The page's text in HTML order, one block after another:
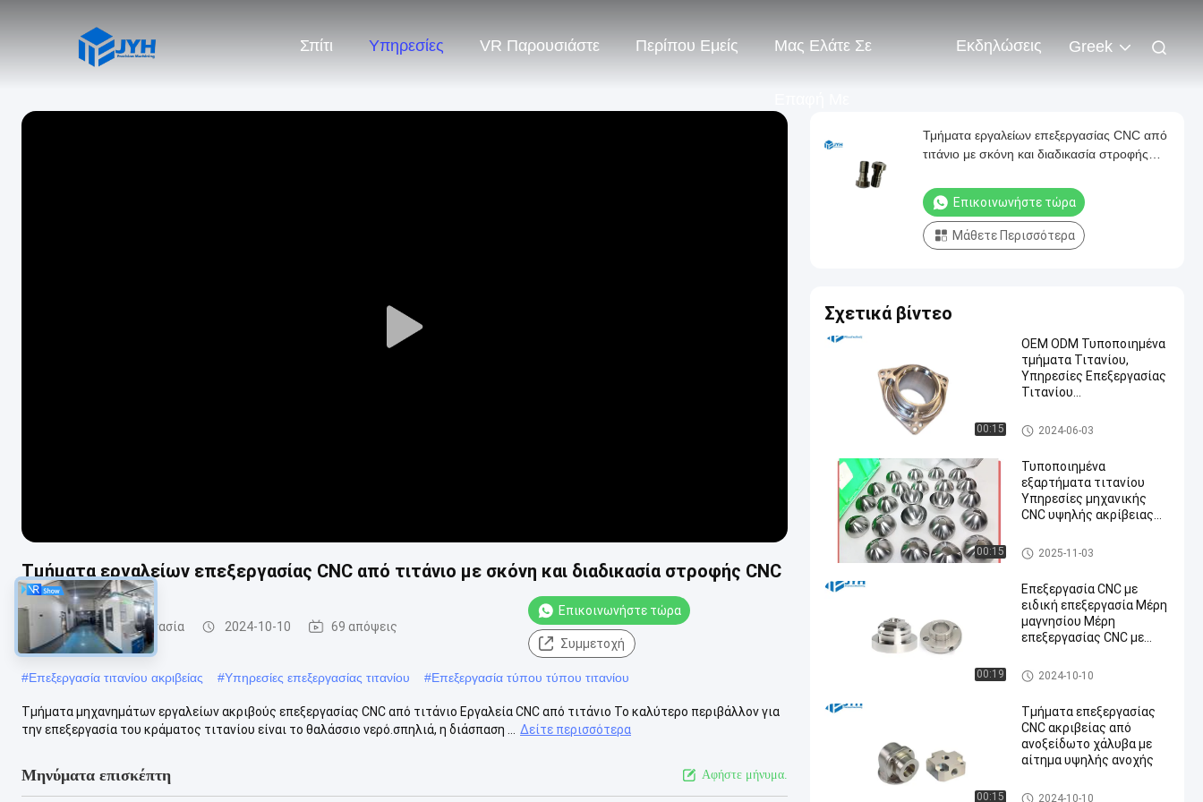
Σπίτι Υπηρεσίες VR Παρουσιάστε Περίπου Εμείς Μας Ελάτε Σε Εκδηλώσεις Greek
Play
Τμήματα εργαλείων επεξεργασίας CNC από τιτάνιο με σκόνη και διαδικασία στροφής CNC
cnc τιτανίου κατεργασία 2024-10-10 69 απόψεις
Επικοινωνήστε τώρα
Συμμετοχή
#Επεξεργασία τιτανίου ακριβείας #Υπηρεσίες επεξεργασίας τιτανίου #Επεξεργασία τύπου τύπου τιτανίου
Τμήματα μηχανημάτων εργαλείων ακριβούς επεξεργασίας CNC από τιτάνιο Εργαλεία CNC από τιτάνιο Το καλύτερο περιβάλλον για
την επεξεργασία του κράματος τιτανίου είναι το θαλάσσιο νερό.σπηλιά, η διάσπαση ...
Δείτε περισσότερα
Μηνύματα επισκέπτη Αφήστε μήνυμα.
Τμήματα εργαλείων επεξεργασίας CNC από
τιτάνιο με σκόνη και διαδικασία στροφής
Επικοινωνήστε τώρα
Μάθετε Περισσότερα
Σχετικά βίντεο
00:15
OEM ODM Τυποποιημένα
τμήματα Τιτανίου,
Υπηρεσίες Επεξεργασίας
Τιτανίου
cnc τιτανίου κατεργασία
2024-06-03
00:15
Τυποποιημένα
εξαρτήματα τιτανίου
Υπηρεσίες μηχανικής
CNC υψηλής ακρίβειας
αυτοκινητοβιομηχανία
cnc τιτανίου κατεργασία
2025-11-03
00:19
Επεξεργασία CNC με
ειδική επεξεργασία Μέρη
μαγνησίου Μέρη
επεξεργασίας CNC με
Επεξεργασία ακριβείας με μα
γνήσιο
2024-10-10
00:15
Τμήματα επεξεργασίας
CNC ακριβείας από
ανοξείδωτο χάλυβα με
αίτημα υψηλής ανοχής
Ανοξείδωτο CNC που επεξερ
2024-10-10